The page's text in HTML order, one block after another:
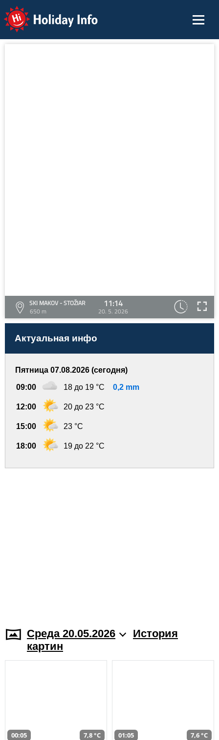
Holiday Info
SKI MAKOV - STOŽIAR
650 m
11:14
20. 5. 2026
Актуальная инфо
Пятница 07.08.2026 (сегодня)
09:00 18 до 19 °C 0,2 mm
12:00 20 до 23 °C
15:00 23 °C
18:00 19 до 22 °C
Среда 20.05.2026
История
картин
00:05 7,8 °C 01:05 7,6 °C